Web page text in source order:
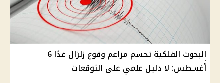
البحوث الفلكية تحسم مزاعم وقوع زلزال غدًا 6
أغسطس: لا دليل علمي على التوقعات